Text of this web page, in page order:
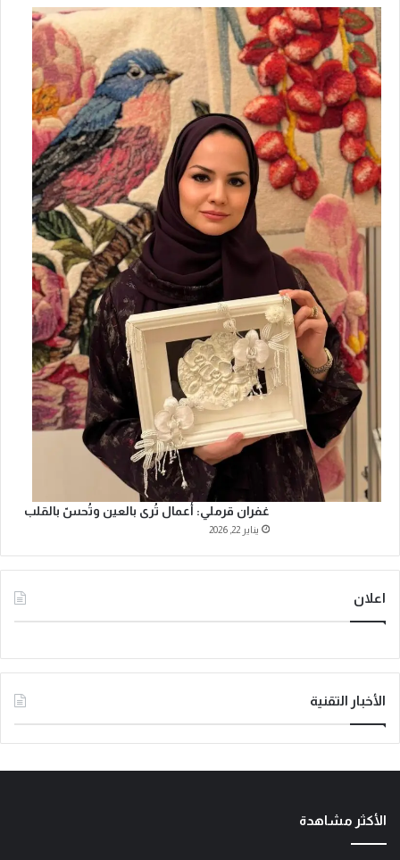
غفران قرملي: أعمال تُرى بالعين وتُحسّ بالقلب
يناير 22, 2026
اعلان
الأخبار التقنية
الأكثر مشاهدة